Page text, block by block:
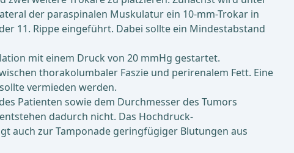
der paraspinalen Muskulatur ein 10-mm-Trokar in
11. Rippe eingeführt. Dabei sollte ein Mindestabstand
mit einem Druck von 20 mmHg gestartet.
thorakolumbaler Faszie und perirenalem Fett. Eine
vermieden werden.
Patienten sowie dem Durchmesser des Tumors
dadurch nicht. Das Hochdruck-
auch zur Tamponade geringfügiger Blutungen aus